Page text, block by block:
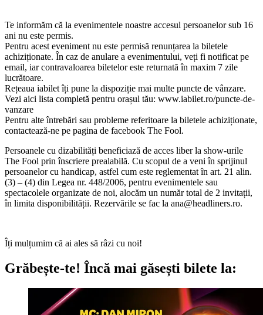
Te informăm că la evenimentele noastre accesul persoanelor sub 16
ani nu este permis.
Pentru acest eveniment nu este permisă renunțarea la biletele
achiziționate. În caz de anulare a evenimentului, veți fi notificat pe
email, iar contravaloarea biletelor este returnată în maxim 7 zile
lucrătoare.
Rețeaua iabilet îți pune la dispoziție mai multe puncte de vânzare.
Vezi aici lista completă pentru orașul tău: www.iabilet.ro/puncte-de-
vanzare
Pentru alte întrebări sau probleme referitoare la biletele achiziționate,
contactează-ne pe pagina de facebook The Fool.
Persoanele cu dizabilități beneficiază de acces liber la show-urile
The Fool prin înscriere prealabilă. Cu scopul de a veni în sprijinul
persoanelor cu handicap, astfel cum este reglementat în art. 21 alin.
(3) – (4) din Legea nr. 448/2006, pentru evenimentele sau
spectacolele organizate de noi, alocăm un număr total de 2 invitații,
în limita disponibilității. Rezervările se fac la ana@headliners.ro.
Îți mulțumim că ai ales să râzi cu noi!
Grăbește-te! Încă mai găsești bilete la: